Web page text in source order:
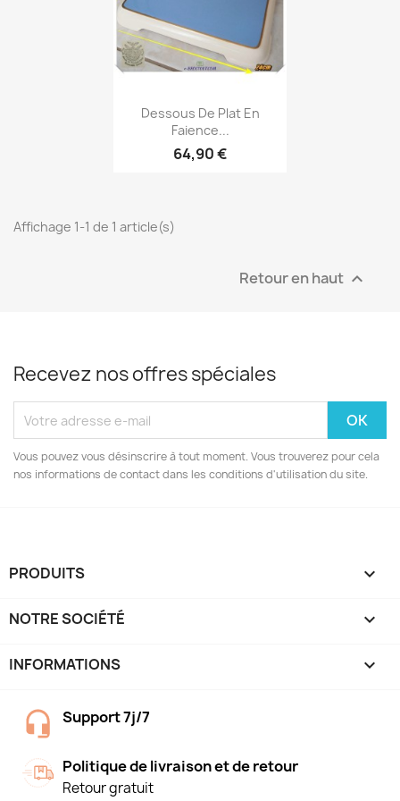
Aperçu rapide
Dessous De Plat En
Faience...
64,90 €
Affichage 1-1 de 1 article(s)
Retour en haut 
Recevez nos offres spéciales
Vous pouvez vous désinscrire à tout moment. Vous trouverez pour cela
nos informations de contact dans les conditions d'utilisation du site.
PRODUITS 
NOTRE SOCIÉTÉ 
INFORMATIONS keyboard_arrow_down
Support 7j/7
Politique de livraison et de retour
Retour gratuit